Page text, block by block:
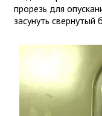
прорезь для
засунуть свернутый